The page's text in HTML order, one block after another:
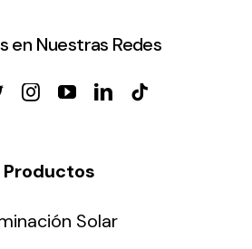
en Nuestras Redes
Productos
Solar